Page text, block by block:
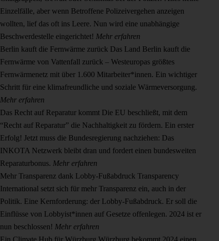
Einzelfälle, aber wenn Betroffene Polizeivergehen anzeigen
wollten, lief das oft ins Leere. Nun wird eine unabhängige
Beschwerdestelle eingerichtet! Mehr erfahren
Berlin kauft die Fernwärme zurück Das Land Berlin kauft die
Fernwärme von Vattenfall zurück – Westeuropas größtes
Fernwärmenetz mit über 1.600 Mitarbeiter*innen. Ein wichtiger
Schritt für eine klimafreundliche und soziale Wärmeversorgung.
Mehr erfahren
Das Recht auf Reparatur kommt Die EU beschließt, mit dem
“Recht auf Reparatur” die Nachhaltigkeit zu fördern. Ein erster
Erfolg! Jetzt muss die Bundesregierung nachziehen: Das
INKOTA Netzwerk bleibt dran und fordert einen bundesweiten
Reparaturbonus. Mehr erfahren
Mehr Transparenz dank Lobby-Fußabdruck Transparency
International setzt sich für mehr Transparenz ein, auch in der
Politik. Eine Kernforderung: der Lobby-Fußabdruck. Er soll die
Einflüsse von Lobbyist*innen auf Gesetze offenlegen. 2024 ist er
nun beschlossen! Mehr erfahren